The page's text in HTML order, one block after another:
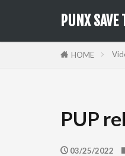
PUNX SAVE
HOME
PUP
03/25/2022